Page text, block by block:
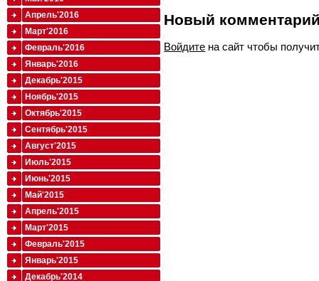
Новый
Войдите на сайт чтобы
Апрель'2016
Март'2016
Февраль'2016
Январь'2016
Декабрь'2015
Ноябрь'2015
Октябрь'2015
Сентябрь'2015
Август'2015
Июль'2015
Июнь'2015
Май'2015
Апрель'2015
Март'2015
Февраль'2015
Январь'2015
Декабрь'2014